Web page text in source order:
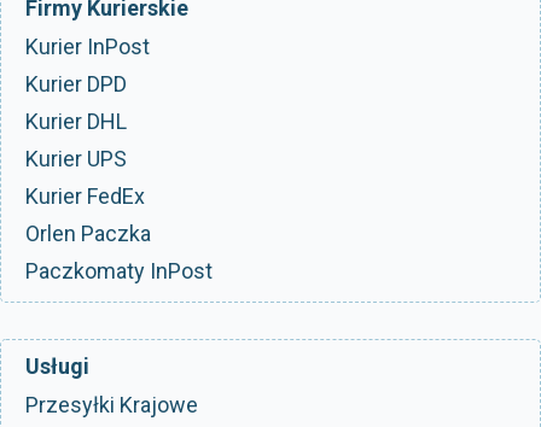
Firmy Kurierskie
Kurier InPost
Kurier DPD
Kurier DHL
Kurier UPS
Kurier FedEx
Orlen Paczka
Paczkomaty InPost
Usługi
Przesyłki Krajowe